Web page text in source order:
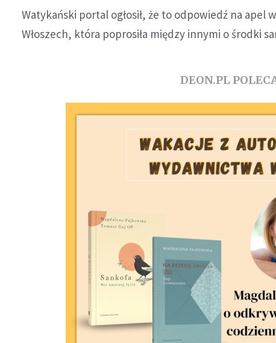
Watykański portal ogłosił, że to odpowiedź na apel
Włoszech, która poprosiła między innymi o środki
DEON.PL